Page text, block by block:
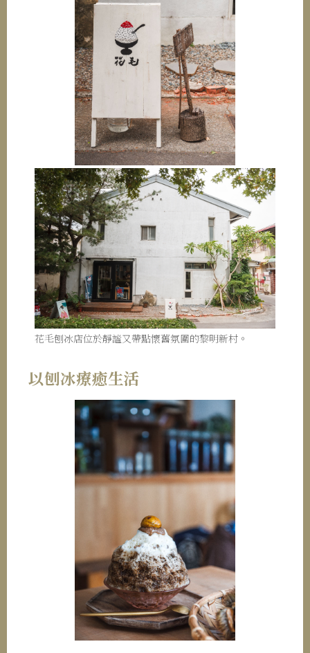
花毛刨冰店位於靜謐又帶點懷舊氛圍的黎明新村。
以刨冰療癒生活